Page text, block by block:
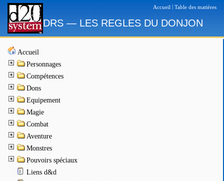
Accueil Table des matières
DRS — LES REGLES DU DONJON
Accueil
Personnages
Compétences
Dons
Equipement
Magie
Combat
Aventure
Monstres
Pouvoirs spéciaux
Liens d&d